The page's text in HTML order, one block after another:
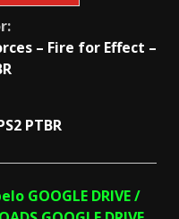
– Fire for Effect –
PTBR
GOOGLE DRIVE /